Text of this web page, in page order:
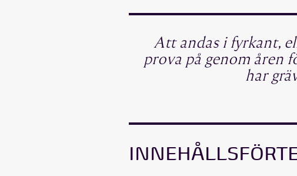
Att andas i fyrkant,
prova på genom åren
har